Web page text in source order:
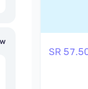
57.50